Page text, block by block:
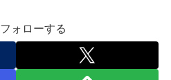
ォローする